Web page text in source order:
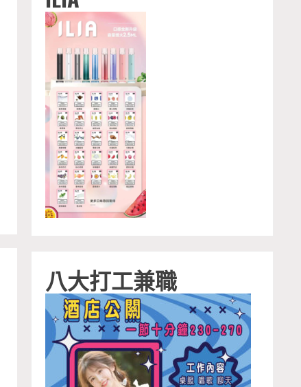
八大打工兼職